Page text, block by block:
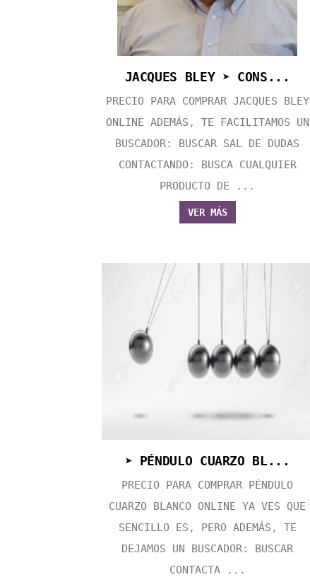
JACQUES BLEY ➤ CONS...
PRECIO PARA COMPRAR JACQUES BLEY
ONLINE ADEMÁS, TE FACILITAMOS UN
BUSCADOR: BUSCAR SAL DE DUDAS
CONTACTANDO: BUSCA CUALQUIER
PRODUCTO DE ...
VER MÁS
➤ PÉNDULO CUARZO BL...
PRECIO PARA COMPRAR PÉNDULO
CUARZO BLANCO ONLINE YA VES QUE
SENCILLO ES, PERO ADEMÁS, TE
DEJAMOS UN BUSCADOR: BUSCAR
CONTACTA ...